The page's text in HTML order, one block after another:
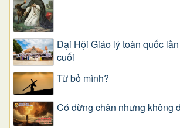
Đại Hội Giáo lý toàn quốc
cuối
Từ bỏ mình?
Có dừng chân nhưng không